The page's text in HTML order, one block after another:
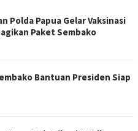
Polda Papua Gelar Vaksinasi
Paket Sembako
Bantuan Presiden Siap